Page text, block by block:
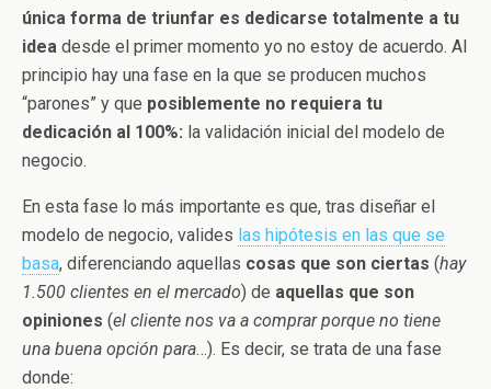
única forma de triunfar es dedicarse totalmente a tu
idea desde el primer momento yo no estoy de acuerdo. Al
principio hay una fase en la que se producen muchos
“parones” y que posiblemente no requiera tu
dedicación al 100%: la validación inicial del modelo de
negocio.
En esta fase lo más importante es que, tras diseñar el
modelo de negocio, valides las hipótesis en las que se
basa, diferenciando aquellas cosas que son ciertas (hay
1.500 clientes en el mercado) de aquellas que son
opiniones (el cliente nos va a comprar porque no tiene
una buena opción para…). Es decir, se trata de una fase
donde: